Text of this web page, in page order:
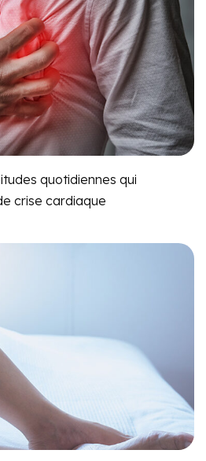
quotidiennes qui
crise cardiaque